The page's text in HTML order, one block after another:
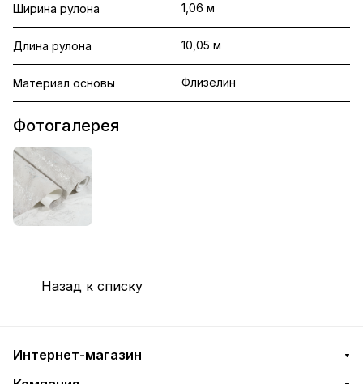
Ширина рулона 1,06 м
Длина рулона 10,05 м
Материал основы Флизелин
Фотогалерея
Назад к списку
Интернет-магазин